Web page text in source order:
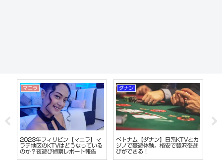
マニラ
2023年フィリピン【マニラ】マ
ラテ地区のKTVはどうなっている
のか？夜遊び偵察レポート報告
ダナン
ベトナム【ダナン】日系KTVとカ
ジノで豪遊体験。格安で贅沢夜遊
びができる！